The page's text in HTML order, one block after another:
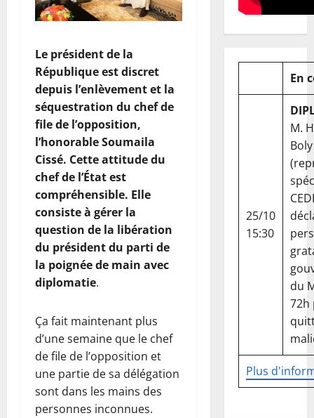
Le président de la
République est discret
depuis l’enlèvement et la
séquestration du chef de
file de l’opposition,
l’honorable Soumaila
Cissé. Cette attitude du
chef de l’État est
compréhensible. Elle
consiste à gérer la
question de la libération
du président du parti de
la poignée de main avec
diplomatie.
Ça fait maintenant plus
d’une semaine que le chef
de file de l’opposition et
une partie de sa délégation
sont dans les mains des
personnes inconnues.
En
Plus
25/10
15:30
M.
Boly
du
72h